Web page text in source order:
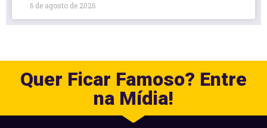
6 de agosto de 2026
Quer Ficar Famoso? Entre
na Mídia!